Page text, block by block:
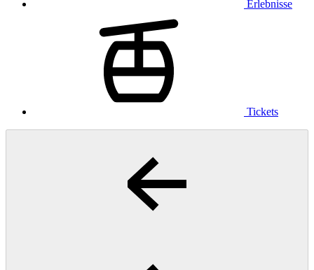
Erlebnisse
Tickets